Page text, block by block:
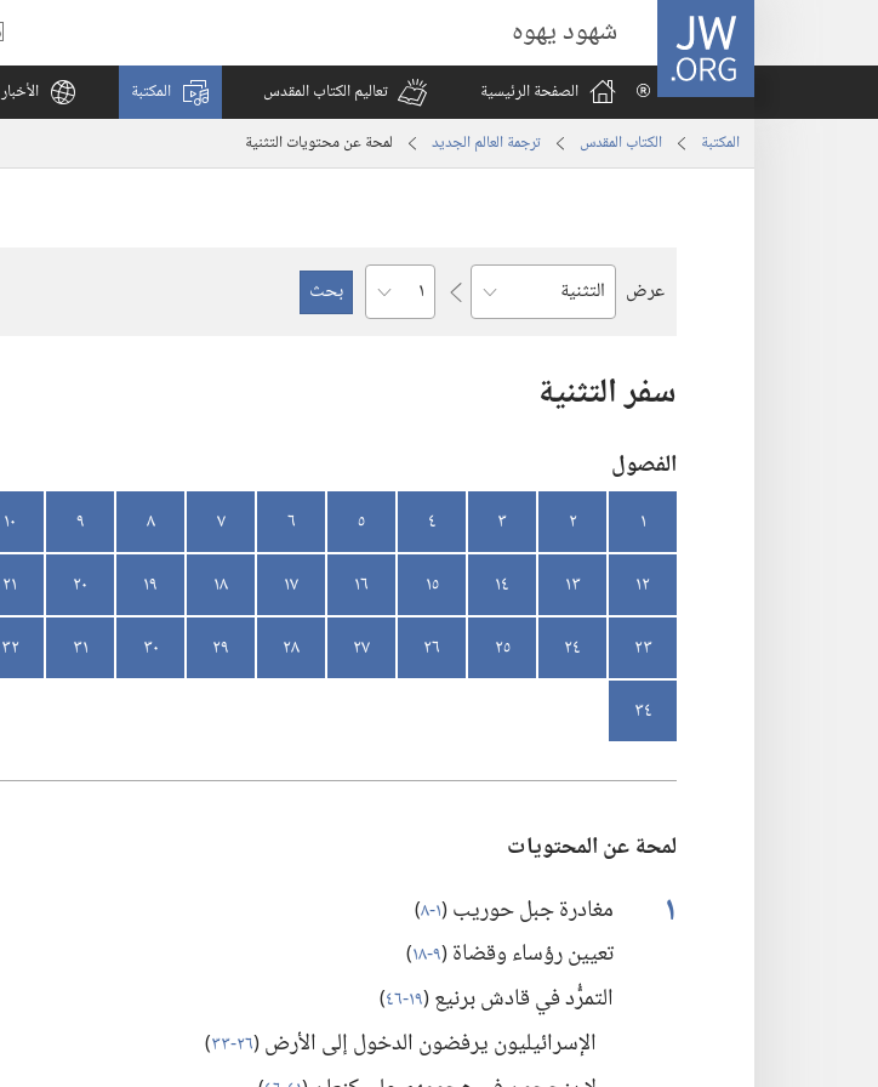
JW.ORG شهود يهوه
الصفحة الرئيسية
تعاليم الكتاب المقدس المكتبة الأخبار
المكتبة الكتاب المقدس ترجمة العالم الجديد لمحة عن محتويات التثنية
عرض
السفر
الفصل
سفر التثنية
الفصول
١ ٢ ٣ ٤ ٥ ٦ ٧ ٨ ٩ ١٠
١٢
١٣ ١٤ ١٥ ١٦ ١٧ ١٨ ١٩ ٢٠ ٢١
٢٣
٢٤ ٢٥ ٢٦ ٢٧ ٢٨ ٢٩ ٣٠ ٣١ ٣٢
٣٤
لمحة عن المحتويات
١ مغادرة جبل حوريب(‏١-‏٨ )‏
تعيين رؤساء وقضاة(‏٩-‏١٨ )‏
التمرُّد في قادش برنيع(‏١٩-‏٤٦ )‏
الإسرائيليون يرفضون الدخول إلى الأرض(‏٢٦-‏٣٣ )‏